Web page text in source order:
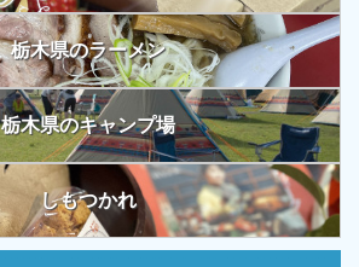
栃木県のラーメン
栃木県のキャンプ場
しもつかれ